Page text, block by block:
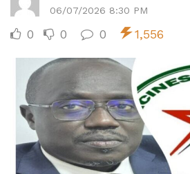
06/07/2026 8:30 PM
0 0 0 1,556